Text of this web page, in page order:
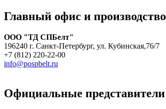
Главный офис и производство
ООО "ТД СПБелт"
196240 г. Санкт-Петербург, ул. Кубинская,76/7
+7 (812) 220-22-00
info@pospbelt.ru
Официальные представители